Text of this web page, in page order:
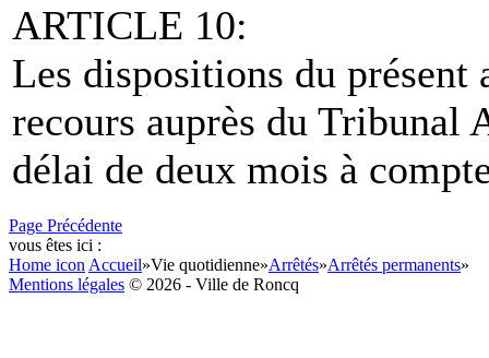
ARTICLE 10:
Les dispositions du
recours auprès du
délai de deux mois à
Page Précédente
vous êtes ici :
Home icon Accueil»Vie quotidienne»Arrêtés»Arrêtés permanents»
Mentions légales © 2026 - Ville de Roncq